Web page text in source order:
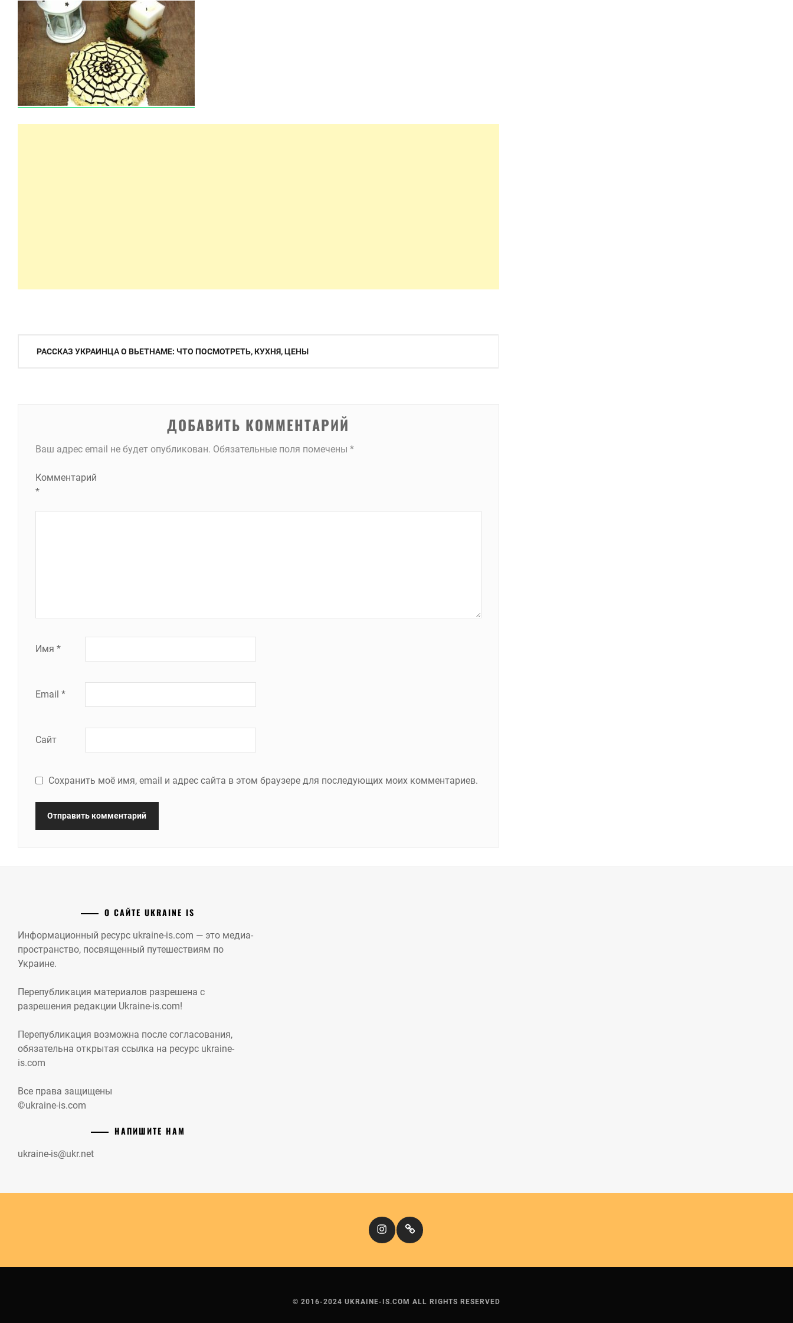
Навигация
РАССКАЗ УКРАИНЦА О ВЬЕТНАМЕ: ЧТО ПОСМОТРЕТЬ, КУХНЯ, ЦЕНЫ
ДОБАВИТЬ КОММЕНТАРИЙ
Ваш адрес email не будет опубликован. Обязательные поля помечены *
Комментарий
*
Имя *
Email *
Сайт
Сохранить моё имя, email и адрес сайта в этом браузере для последующих моих комментариев.
О САЙТЕ UKRAINE IS
Информационный ресурс ukraine-is.com — это медиа-
пространство, посвященный путешествиям по
Украине.
Перепубликация материалов разрешена с
разрешения редакции Ukraine-is.com!
Перепубликация возможна после согласования,
обязательна открытая ссылка на ресурс ukraine-
is.com
Все права защищены
©ukraine-is.com
НАПИШИТЕ НАМ
ukraine-is@ukr.net
InstagramКіномандри
© 2016-2024 UKRAINE-IS.COM ALL RIGHTS RESERVED